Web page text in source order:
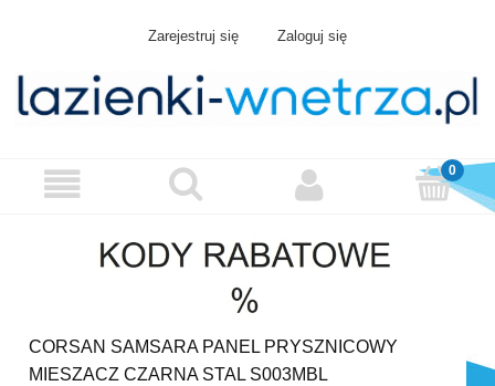
Zarejestruj się Zaloguj się
CORSAN SAMSARA PANEL PRYSZNICOWY
MIESZACZ CZARNA STAL S003MBL